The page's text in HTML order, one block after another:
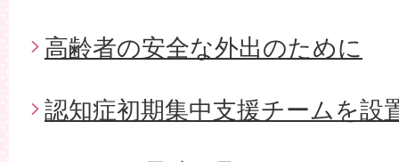
高齢者の安全な外出のために
認知症初期集中支援チームを設